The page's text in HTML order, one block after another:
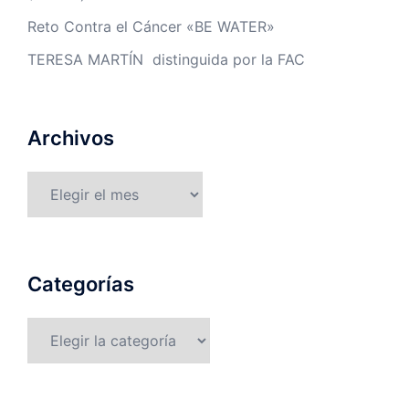
Reto Contra el Cáncer «BE WATER»
TERESA MARTÍN distinguida por la FAC
Archivos
Categorías